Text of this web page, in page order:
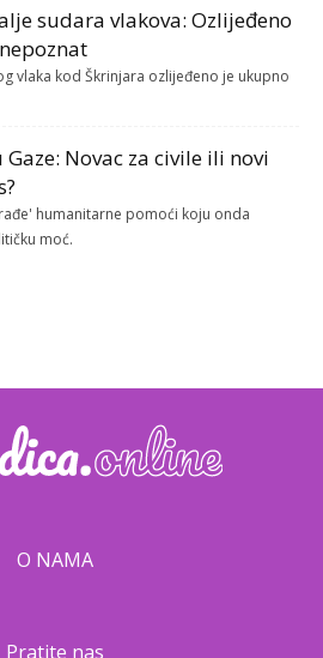
sudara vlakova: Ozlijeđeno
vlaka kod Škrinjara ozlijeđeno je ukupno
Novac za civile ili novi
humanitarne pomoći koju onda
moć.
O NAMA
Pratite nas